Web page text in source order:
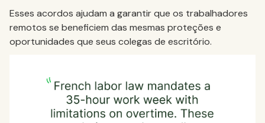
Esses acordos ajudam a garantir que os trabalhadores
remotos se beneficiem das mesmas proteções e
oportunidades que seus colegas de escritório.